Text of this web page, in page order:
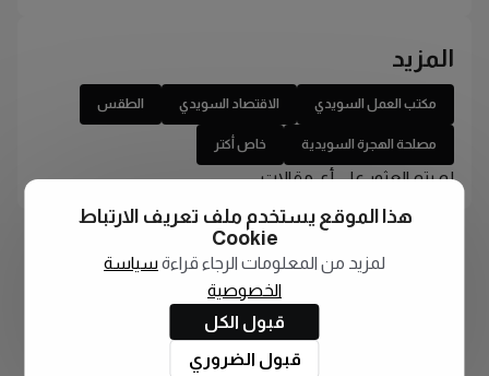
المزيد
مكتب العمل السويدي الاقتصاد السويدي الطقس
مصلحة الهجرة السويدية خاص أكتر
لم يتم العثور على أي مقالات
هذا الموقع يستخدم ملف تعريف الارتباط
Cookie
لمزيد من المعلومات الرجاء قراءة سياسة
الخصوصية
قبول الكل
قبول الضروري